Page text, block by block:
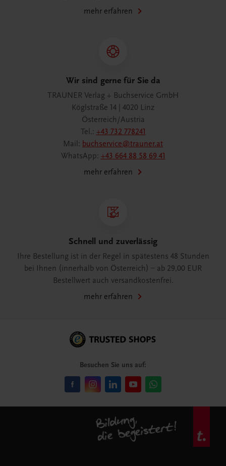
mehr erfahren
Wir sind gerne für Sie da
TRAUNER Verlag + Buchservice GmbH
Köglstraße 14 | 4020 Linz
Österreich/Austria
Tel.: +43 732 778241
Mail: buchservice@trauner.at
WhatsApp: +43 664 88 58 69 41
mehr erfahren
Schnell und zuverlässig
Ihre Bestellung ist in der Regel in spätestens 48 Stunden
bei Ihnen (innerhalb von Österreich) – ab 29,00 EUR
Bestellwert auch versandkostenfrei.
mehr erfahren
Besuchen Sie uns auf: